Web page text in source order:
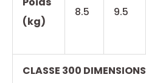
(kg)
8.5 9.5
CLASSE 300 DIMENSIONS